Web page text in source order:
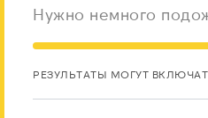
Нужно немного
РЕЗУЛЬТАТЫ МОГУТ